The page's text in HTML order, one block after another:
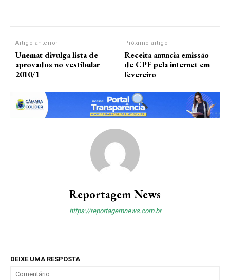
Artigo anterior
Unemat divulga lista de
aprovados no vestibular
2010/1
Próximo artigo
Receita anuncia emissão
de CPF pela internet em
fevereiro
Reportagem News
https://reportagemnews.com.br
DEIXE UMA RESPOSTA